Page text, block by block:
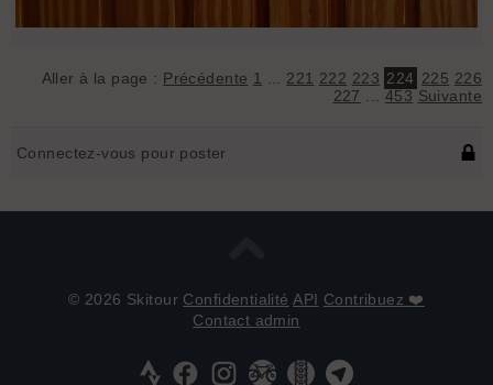
Aller à la page : Précédente 1 ... 221 222 223 224 225 226
227 ... 453 Suivante
Connectez-vous pour poster
© 2026 Skitour Confidentialité API Contribuez ❤️
Contact admin